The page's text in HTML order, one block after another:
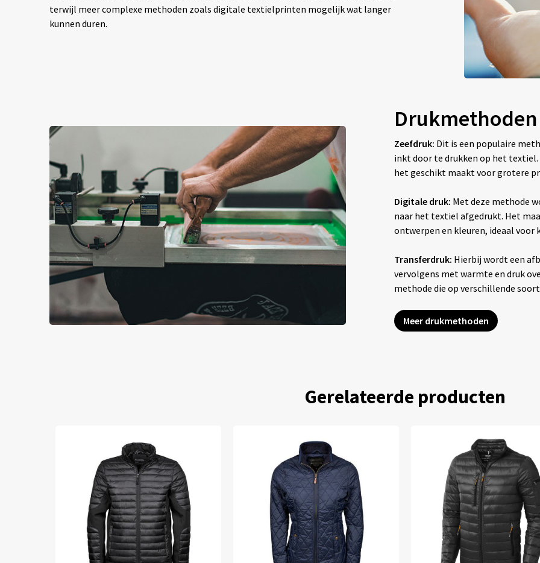
terwijl meer complexe methoden zoals digitale textielprinten mogelijk wat langer
kunnen duren.
Drukmethoden
Zeefdruk: Dit is een populaire
inkt door te drukken op het
het geschikt maakt voor grotere
Digitale druk: Met deze methode
naar het textiel afgedrukt. Het
ontwerpen en kleuren, ideaal voor
Transferdruk: Hierbij wordt een
vervolgens met warmte en druk
methode die op verschillende
Meer drukmethoden
Gerelateerde producten